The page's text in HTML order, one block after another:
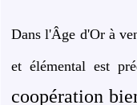
Dans l'Âge d'Or à
et élémental est
coopération